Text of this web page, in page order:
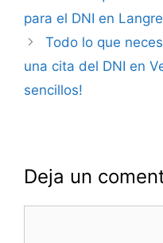
de
entradas
para el DNI en
Todo lo que
una cita del DNI en
sencillos!
Deja un